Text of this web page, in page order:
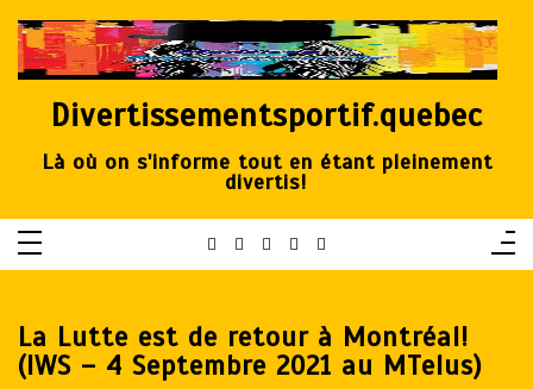
contenu
Divertissementsportif.quebec
Là où on s'informe tout en étant pleinement
divertis!
La Lutte est de retour à Montréal!
(IWS – 4 Septembre 2021 au MTelus)